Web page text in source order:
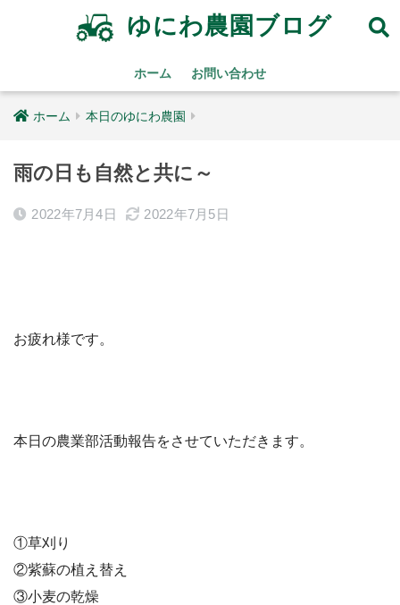
ゆにわ農園ブログ
ホーム お問い合わせ
ホーム 本日のゆにわ農園
雨の日も自然と共に～
2022年7月4日 2022年7月5日
お疲れ様です。
本日の農業部活動報告をさせていただきます。
①草刈り
②紫蘇の植え替え
③小麦の乾燥